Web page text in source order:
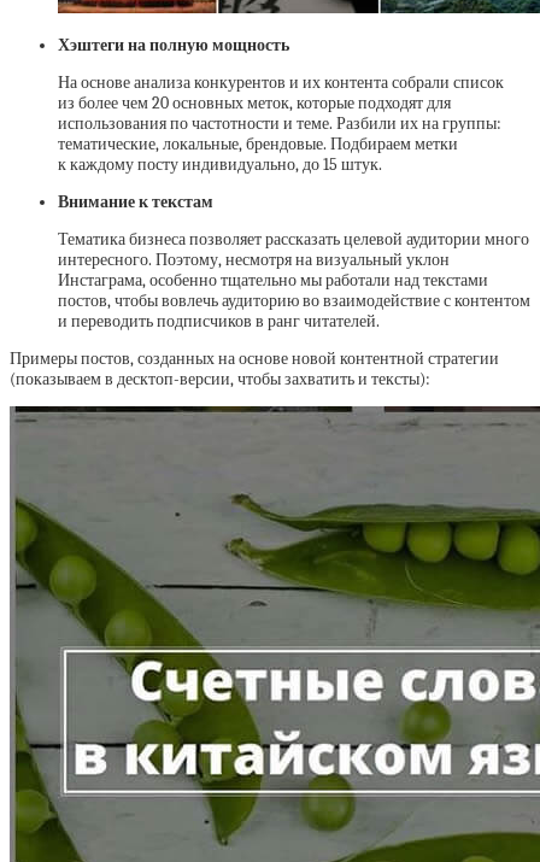
Хэштеги на полную мощность
На основе анализа конкурентов и их контента собрали список
из более чем 20 основных меток, которые подходят для
использования по частотности и теме. Разбили их на группы:
тематические, локальные, брендовые. Подбираем метки
к каждому посту индивидуально, до 15 штук.
Внимание к текстам
Тематика бизнеса позволяет рассказать целевой аудитории много
интересного. Поэтому, несмотря на визуальный уклон
Инстаграма, особенно тщательно мы работали над текстами
постов, чтобы вовлечь аудиторию во взаимодействие с контентом
и переводить подписчиков в ранг читателей.
Примеры постов, созданных на основе новой контентной стратегии
(показываем в десктоп-версии, чтобы захватить и тексты):